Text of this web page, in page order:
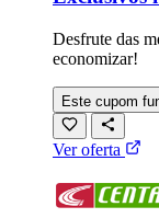
Desfrute das
economizar!
Este cupom
Ver oferta